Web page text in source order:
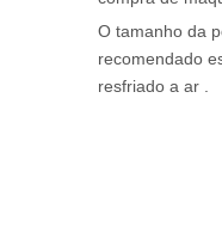
O tamanho da
recomendado
resfriado a ar .